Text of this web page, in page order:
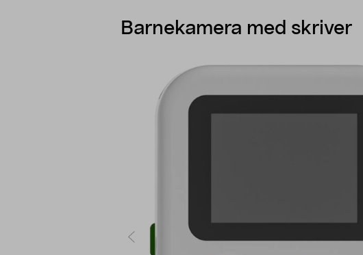
Barnekamera med skriver